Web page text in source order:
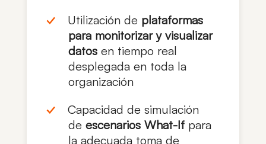
Utilización de plataformas
para monitorizar y visualizar
datosen tiempo real
desplegada en toda la
organización
Capacidad de simulación
de escenarios What-Ifpara
la adecuada toma de